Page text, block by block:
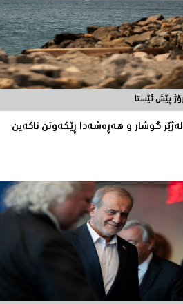
گوشار و هەڕەشەدا ڕێکەوتن ناکەین